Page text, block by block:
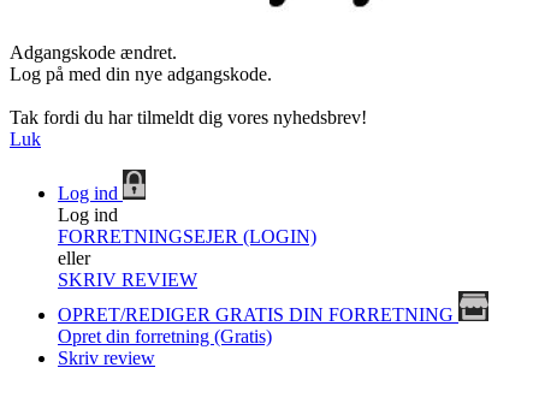
Adgangskode ændret.
Log på med din nye adgangskode.
Tak fordi du har tilmeldt dig vores nyhedsbrev!
Luk
Log ind
Log ind
FORRETNINGSEJER (LOGIN)
eller
SKRIV REVIEW
OPRET/REDIGER GRATIS DIN FORRETNING
Opret din forretning (Gratis)
Skriv review